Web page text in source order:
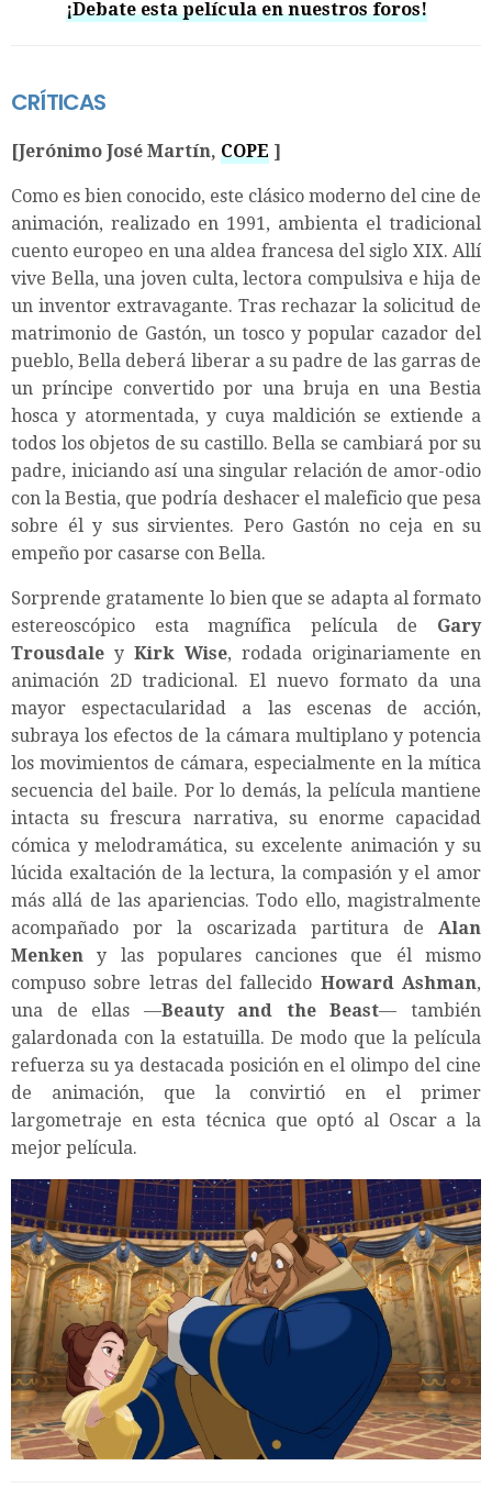
¡Debate esta película en nuestros foros!
CRÍTICAS
[Jerónimo José Martín, COPE ]
Como es bien conocido, este clásico moderno del cine de
animación, realizado en 1991, ambienta el tradicional
cuento europeo en una aldea francesa del siglo XIX. Allí
vive Bella, una joven culta, lectora compulsiva e hija de
un inventor extravagante. Tras rechazar la solicitud de
matrimonio de Gastón, un tosco y popular cazador del
pueblo, Bella deberá liberar a su padre de las garras de
un príncipe convertido por una bruja en una Bestia
hosca y atormentada, y cuya maldición se extiende a
todos los objetos de su castillo. Bella se cambiará por su
padre, iniciando así una singular relación de amor-odio
con la Bestia, que podría deshacer el maleficio que pesa
sobre él y sus sirvientes. Pero Gastón no ceja en su
empeño por casarse con Bella.
Sorprende gratamente lo bien que se adapta al formato
estereoscópico esta magnífica película de Gary
Trousdale y Kirk Wise, rodada originariamente en
animación 2D tradicional. El nuevo formato da una
mayor espectacularidad a las escenas de acción,
subraya los efectos de la cámara multiplano y potencia
los movimientos de cámara, especialmente en la mítica
secuencia del baile. Por lo demás, la película mantiene
intacta su frescura narrativa, su enorme capacidad
cómica y melodramática, su excelente animación y su
lúcida exaltación de la lectura, la compasión y el amor
más allá de las apariencias. Todo ello, magistralmente
acompañado por la oscarizada partitura de Alan
Menken y las populares canciones que él mismo
compuso sobre letras del fallecido Howard Ashman,
una de ellas —Beauty and the Beast— también
galardonada con la estatuilla. De modo que la película
refuerza su ya destacada posición en el olimpo del cine
de animación, que la convirtió en el primer
largometraje en esta técnica que optó al Oscar a la
mejor película.